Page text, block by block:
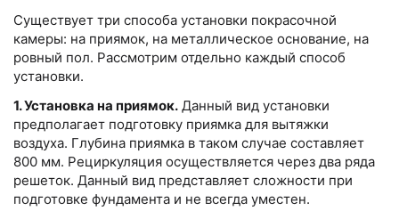
Существует три способа установки покрасочной
камеры: на приямок, на металлическое основание, на
ровный пол. Рассмотрим отдельно каждый способ
установки.
1. Установка на приямок. Данный вид установки
предполагает подготовку приямка для вытяжки
воздуха. Глубина приямка в таком случае составляет
800 мм. Рециркуляция осуществляется через два ряда
решеток. Данный вид представляет сложности при
подготовке фундамента и не всегда уместен.